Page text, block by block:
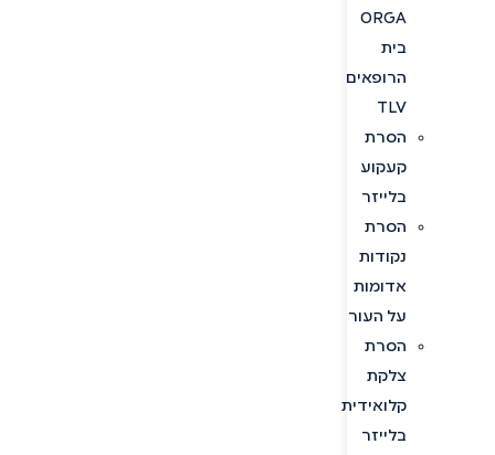
ORGA
בית
הרופאים
TLV
הסרת
קעקוע
בלייזר
הסרת
נקודות
אדומות
על העור
הסרת
צלקת
קלואידית
בלייזר